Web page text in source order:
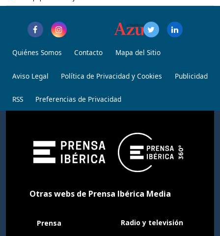
Quiénes Somos Contacto Mapa del Sitio
Aviso Legal Política de Privacidad y Cookies Publicidad
RSS Preferencias de Privacidad
Otras webs de Prensa Ibérica Media
Prensa Radio y televisión